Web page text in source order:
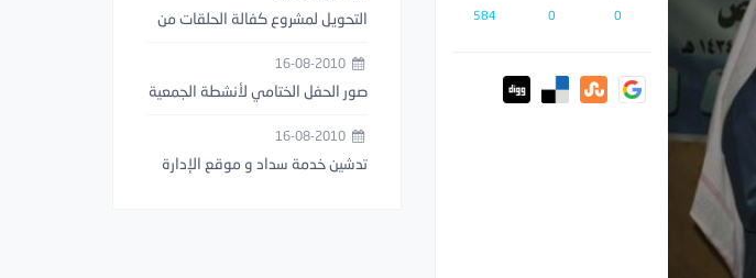
0
0
584
التحويل لمشروع كفالة الحلقات من
16-08-2010
صور الحفل الختامي لأنشطة الجمعية
16-08-2010
تدشين خدمة سداد و موقع الإدارة